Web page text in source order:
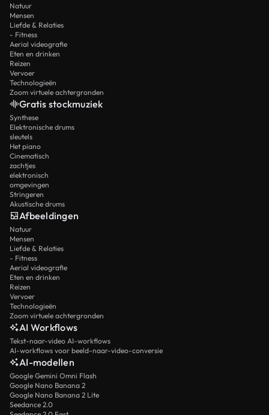
Natuur
Mensen
Liefde & Relaties
- Fitness
Aerial videografie
Eten en drinken
Reizen
Vervoer
Technologieën
Zoom virtuele achtergronden
Gratis stockmuziek
Synthese
Elektronische drums
sleutels
Het piano
Cinematisch
zachtjes
elektronisch
omgevingen
Stringeren
Akustische drums
Afbeeldingen
Natuur
Mensen
Liefde & Relaties
- Fitness
Aerial videografie
Eten en drinken
Reizen
Vervoer
Technologieën
Zoom virtuele achtergronden
AI Workflows
Tekst-naar-video AI-workflows
AI-workflows voor beeld-naar-video-conversie
AI-modellen
Google Gemini Omni Flash
Google Nano Banana 2
Google Nano Banana 2 Lite
Seedance 2.0